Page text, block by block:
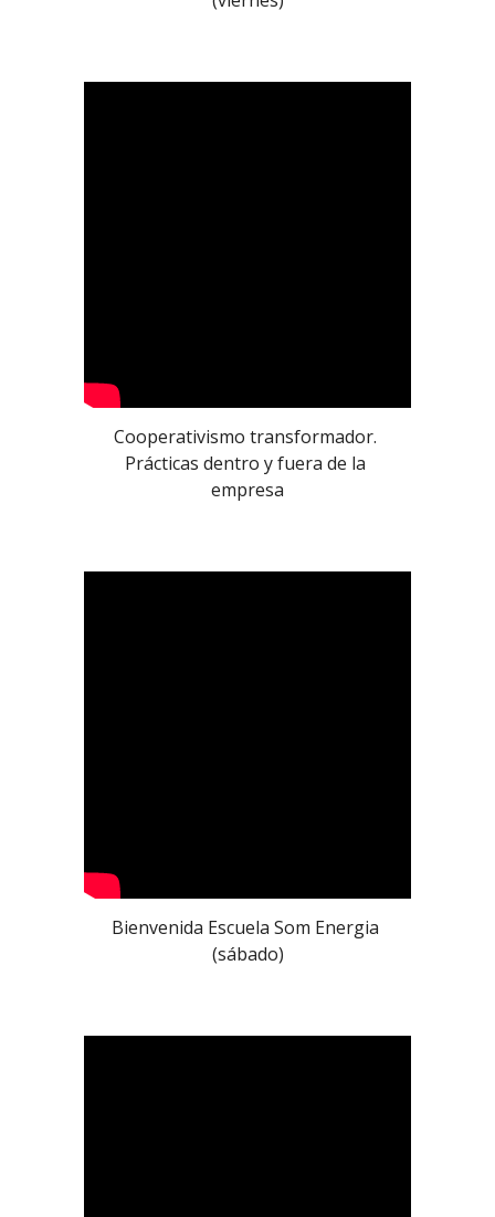
Cooperativismo transformador.
Prácticas dentro y fuera de la
empresa
Bienvenida Escuela Som Energia
(sábado)